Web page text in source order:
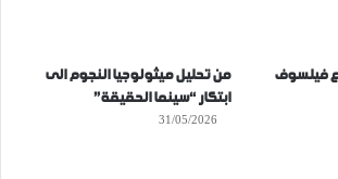
فيلسوف
من تحليل ميثولوجيا النجوم الى
ابتكار “سينما الحقيقة”
31/05/2026